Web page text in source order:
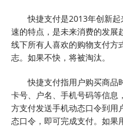
快捷支付是2013年创新
速的特点，是未来消费的发展
线下所有人喜欢的购物支付方
志。如果不快，将被淘汰。
快捷支付指用户购买商品
卡号、户名、手机号码等信息
方支付发送手机动态口令到用
态口令，即可完成支付。如果